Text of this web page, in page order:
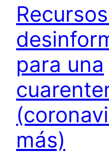
para una
más)